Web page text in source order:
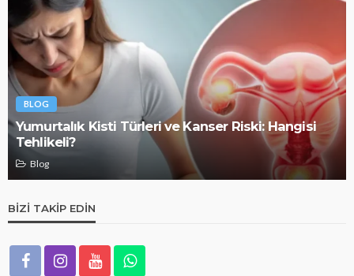
BLOG
Yumurtalık Kisti Türleri ve Kanser Riski: Hangisi
Tehlikeli?
Blog
BIZI TAKIP EDIN